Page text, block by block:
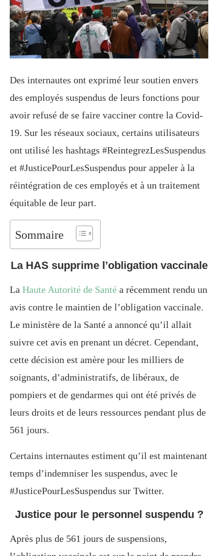
Des internautes ont exprimé leur soutien envers
des employés suspendus de leurs fonctions pour
avoir refusé de se faire vacciner contre la Covid-
19. Sur les réseaux sociaux, certains utilisateurs
ont utilisé les hashtags #ReintegrezLesSuspendus
et #JusticePourLesSuspendus pour appeler à la
réintégration de ces employés et à un traitement
équitable de leur part.
Sommaire
La HAS supprime l’obligation vaccinale
La Haute Autorité de Santé a récemment rendu un
avis contre le maintien de l’obligation vaccinale.
Le ministère de la Santé a annoncé qu’il allait
suivre cet avis en prenant un décret. Cependant,
cette décision est amère pour les milliers de
soignants, d’administratifs, de libéraux, de
pompiers et de gendarmes qui ont été privés de
leurs droits et de leurs ressources pendant plus de
561 jours.
Certains internautes estiment qu’il est maintenant
temps d’indemniser les suspendus, avec le
#JusticePourLesSuspendus sur Twitter.
Justice pour le personnel suspendu ?
Après plus de 561 jours de suspensions,